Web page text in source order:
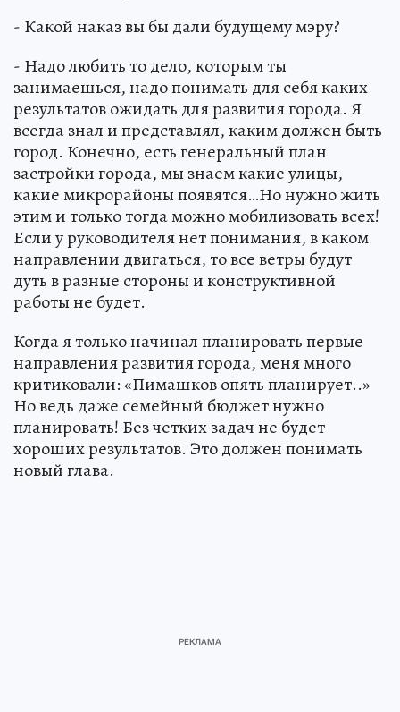
- Какой наказ вы бы дали будущему мэру?
- Надо любить то дело, которым ты
занимаешься, надо понимать для себя каких
результатов ожидать для развития города. Я
всегда знал и представлял, каким должен быть
город. Конечно, есть генеральный план
застройки города, мы знаем какие улицы,
какие микрорайоны появятся…Но нужно жить
этим и только тогда можно мобилизовать всех!
Если у руководителя нет понимания, в каком
направлении двигаться, то все ветры будут
дуть в разные стороны и конструктивной
работы не будет.
Когда я только начинал планировать первые
направления развития города, меня много
критиковали: «Пимашков опять планирует..»
Но ведь даже семейный бюджет нужно
планировать! Без четких задач не будет
хороших результатов. Это должен понимать
новый глава.